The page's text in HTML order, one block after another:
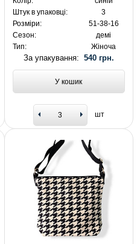
Штук в упаковці:
3
Розміри:
51-38-16
Сезон:
демі
Тип:
Жіноча
За упакування: 540 грн.
У кошик
шт